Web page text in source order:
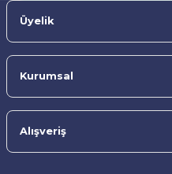
Üyelik
Kurumsal
Alışveriş